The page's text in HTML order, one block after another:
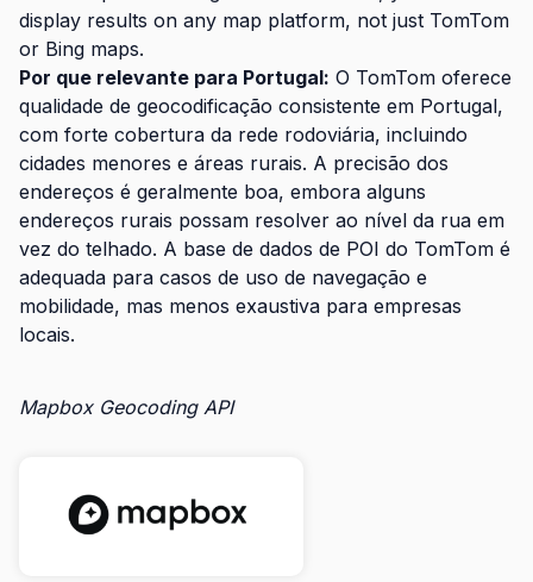
display results on any map platform, not just TomTom
or Bing maps.
Por que relevante para Portugal: O TomTom oferece
qualidade de geocodificação consistente em Portugal,
com forte cobertura da rede rodoviária, incluindo
cidades menores e áreas rurais. A precisão dos
endereços é geralmente boa, embora alguns
endereços rurais possam resolver ao nível da rua em
vez do telhado. A base de dados de POI do TomTom é
adequada para casos de uso de navegação e
mobilidade, mas menos exaustiva para empresas
locais.
Mapbox Geocoding API